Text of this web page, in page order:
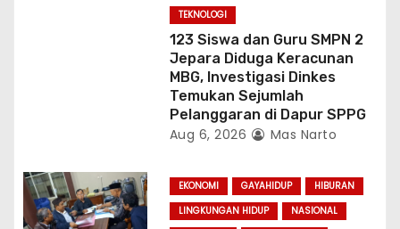
TEKNOLOGI
123 Siswa dan Guru SMPN 2
Jepara Diduga Keracunan
MBG, Investigasi Dinkes
Temukan Sejumlah
Pelanggaran di Dapur SPPG
Aug 6, 2026 Mas Narto
EKONOMI GAYAHIDUP
HIBURAN
LINGKUNGAN HIDUP
NASIONAL